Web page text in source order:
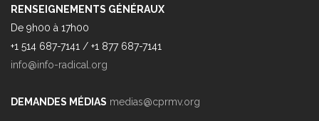
RENSEIGNEMENTS GÉNÉRAUX
De 9h00 à 17h00
+1 514 687-7141 / +1 877 687-7141
info@info-radical.org
DEMANDES MÉDIAS medias@cprmv.org